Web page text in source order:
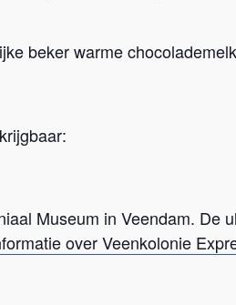
beker warme
Museum in Veendam. De
over Veenkolonie